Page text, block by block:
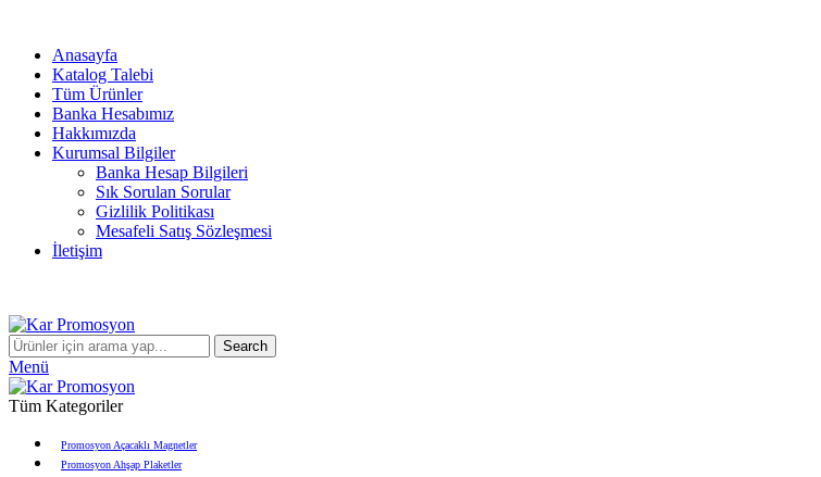
Anasayfa
Katalog Talebi
Tüm Ürünler
Banka Hesabımız
Hakkımızda
Kurumsal Bilgiler
Banka Hesap Bilgileri
Sık Sorulan Sorular
Gizlilik Politikası
Mesafeli Satış Sözleşmesi
İletişim
Search
Menü
Tüm Kategoriler
Promosyon Açacaklı Magnetler
Promosyon Ahşap Plaketler